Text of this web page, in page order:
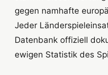
gegen namhafte
Jeder
Datenbank offiziell
ewigen Statistik des